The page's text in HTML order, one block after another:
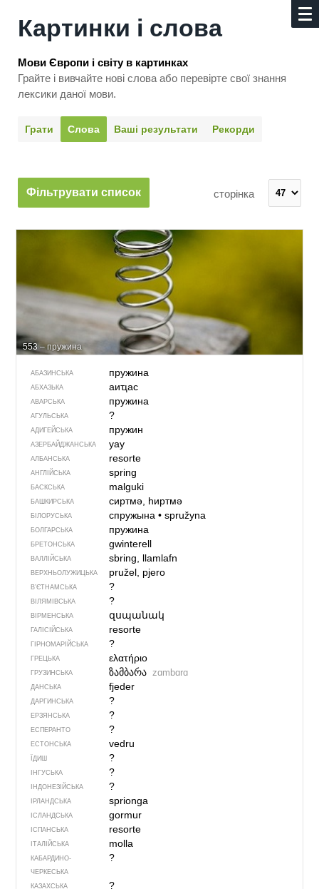
Картинки і слова
Мови Європи і світу в картинках
Грайте і вивчайте нові слова або перевірте свої знання
лексики даної мови.
Грати Слова Ваші результати Рекорди
Фільтрувати список сторінка
553 – пружина
АБАЗИНСЬКА пружина
АБХАЗЬКА аиҵас
АВАРСЬКА пружина
АГУЛЬСЬКА ?
АДИГЕЙСЬКА пружин
АЗЕРБАЙДЖАНСЬКА yay
АЛБАНСЬКА resorte
АНГЛІЙСЬКА spring
БАСКСЬКА malguki
БАШКИРСЬКА сиртмә, һиртмә
БІЛОРУСЬКА спружына• spružyna
БОЛГАРСЬКА пружина
БРЕТОНСЬКА gwinterell
ВАЛЛІЙСЬКА sbring, llamlafn
ВЕРХНЬОЛУЖИЦЬКА pružel, pjero
В’ЄТНАМСЬКА ?
ВІЛЯМІВСЬКА ?
ВІРМЕНСЬКА զսպանակ
ГАЛІСІЙСЬКА resorte
ГІРНОМАРІЙСЬКА ?
ГРЕЦЬКА ελατήριο
ГРУЗИНСЬКА ზამბარა zɑmbɑrɑ
ДАНСЬКА fjeder
ДАРГИНСЬКА ?
ЕРЗЯНСЬКА ?
ЕСПЕРАНТО ?
ЕСТОНСЬКА vedru
ЇДИШ ?
ІНГУСЬКА ?
ІНДОНЕЗІЙСЬКА ?
ІРЛАНДСЬКА sprionga
ІСЛАНДСЬКА gormur
ІСПАНСЬКА resorte
ІТАЛІЙСЬКА molla
КАБАРДИНО-
ЧЕРКЕСЬКА
?
КАЗАХСЬКА ?